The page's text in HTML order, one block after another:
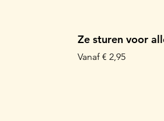
Ze sturen voor
Vanaf € 2,95
Verkoopprijs